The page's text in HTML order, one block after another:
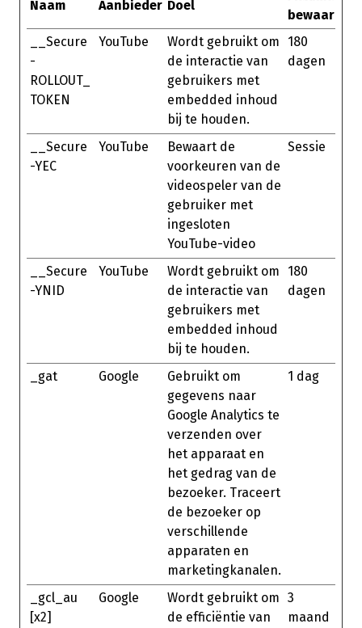
Naam Aanbieder Doel
__Secure
-
ROLLOUT_
TOKEN
YouTube
Wordt gebruikt om
de interactie van
gebruikers met
embedded inhoud
bij te houden.
180
dagen
__Secure
-YEC
YouTube
Bewaart de
voorkeuren van de
videospeler van de
gebruiker met
ingesloten
YouTube-video
Sessie
__Secure
-YNID
YouTube
Wordt gebruikt om
de interactie van
gebruikers met
embedded inhoud
bij te houden.
180
dagen
_gat Google
Gebruikt om
gegevens naar
Google Analytics te
verzenden over
het apparaat en
het gedrag van de
bezoeker. Traceert
de bezoeker op
verschillende
apparaten en
marketingkanalen.
1 dag
_gcl_au
[x2]
Google
Wordt gebruikt om
de efficiëntie van
3
maand